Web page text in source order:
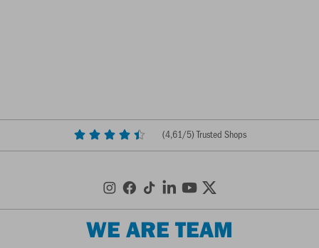
(4,61/5) Trusted Shops
WE ARE TEAM